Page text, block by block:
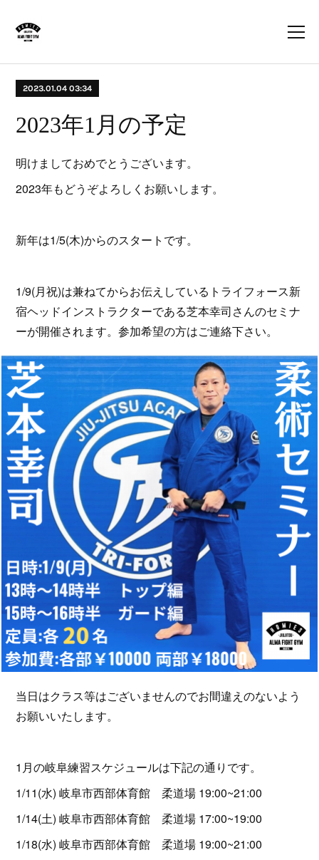
2023.01.04 03:34
2023年1月の予定
明けましておめでとうございます。
2023年もどうぞよろしくお願いします。
新年は1/5(木)からのスタートです。
1/9(月祝)は兼ねてからお伝えしているトライフォース新
宿ヘッドインストラクターである芝本幸司さんのセミナ
ーが開催されます。参加希望の方はご連絡下さい。
当日はクラス等はございませんのでお間違えのないよう
お願いいたします。
1月の岐阜練習スケジュールは下記の通りです。
1/11(水) 岐阜市西部体育館 柔道場 19:00~21:00
1/14(土) 岐阜市西部体育館 柔道場 17:00~19:00
1/18(水) 岐阜市西部体育館 柔道場 19:00~21:00